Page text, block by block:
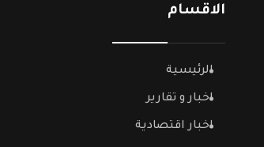
الاقسام
الرئيسية
اخبار و تقارير
اخبار اقتصادية